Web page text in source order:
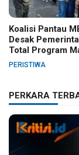
Koalisi Pantau
Desak
Total Program
Bergizi Gratis
PERISTIWA
PERKARA